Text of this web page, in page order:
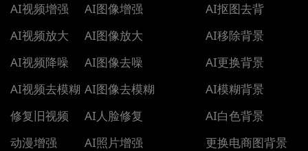
AI视频增强
AI视频放大
AI视频降噪
AI视频去模糊
修复旧视频
动漫增强
AI图像增强
AI图像放大
AI图像去噪
AI图像去模糊
AI人脸修复
AI照片增强
AI抠图去背
AI移除背景
AI更换背景
AI模糊背景
AI白色背景
更换电商图背景